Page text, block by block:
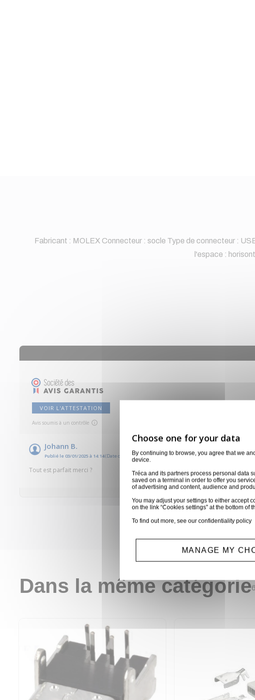
Fabricant : MOLEX Connecteur : socle Type de connecteur :
l'espace :
VOIR L'ATTESTATION
Avis soumis à un contrôle
Johann B.
Publié le 03/01/2025 à 14:14(Date de commande : 21/12/2024)
Tout est parfait merci ?
Dans la même catégorie
By continuing to browse, you agree that we
device.
Tréca and its partners process personal data
saved on a terminal in order to offer you
of advertising and content, audience and
You may adjust your settings to either accept
on the link “Cookies settings” at the bottom of
To find out more, see our confidentiality policy
MANAGE MY